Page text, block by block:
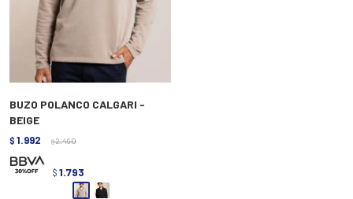
BUZO POLANCO CALGARI -
BEIGE
$ 1.992 $ 2.490
$ 1.793